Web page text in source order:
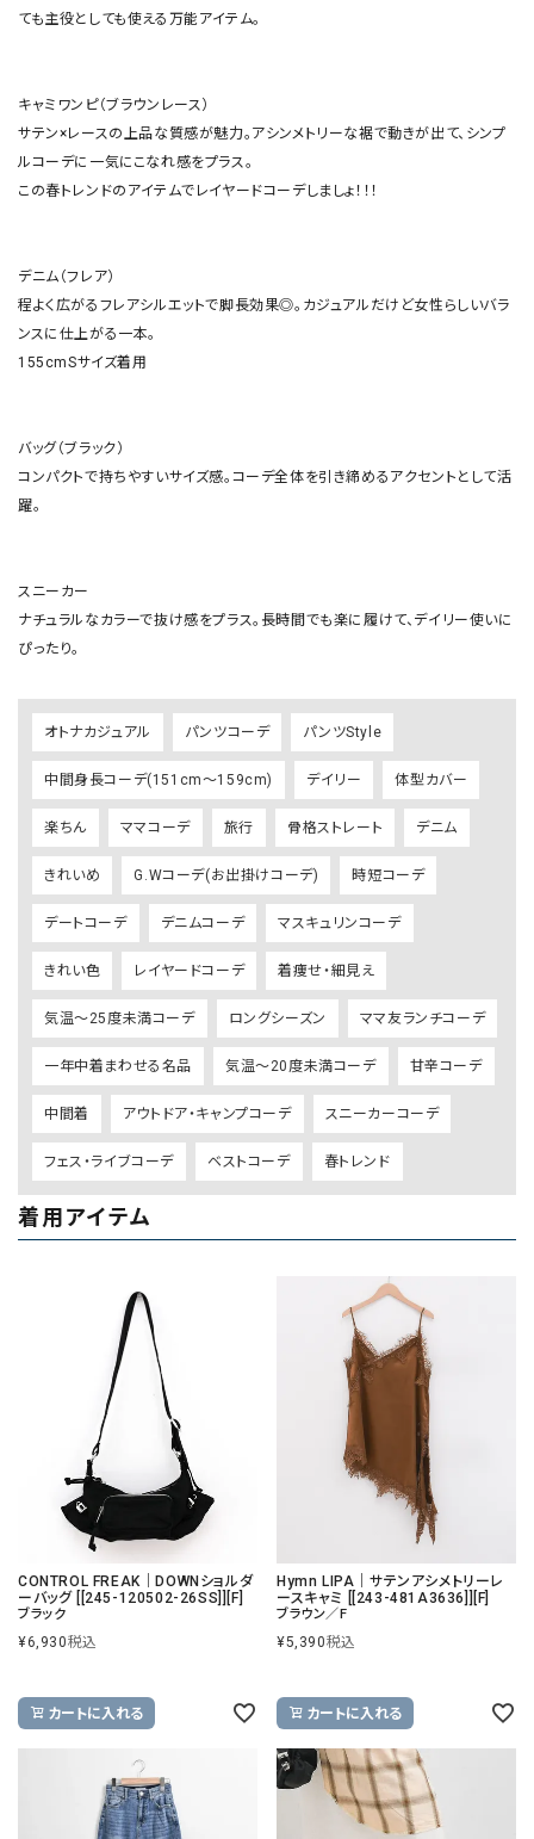
ても主役としても使える万能アイテム。
キャミワンピ（ブラウンレース）
サテン×レースの上品な質感が魅力。アシンメトリーな裾で動きが出て、シンプ
ルコーデに一気にこなれ感をプラス。
この春トレンドのアイテムでレイヤードコーデしましょ！！！
デニム（フレア）
程よく広がるフレアシルエットで脚長効果◎。カジュアルだけど女性らしいバラ
ンスに仕上がる一本。
155cmSサイズ着用
バッグ（ブラック）
コンパクトで持ちやすいサイズ感。コーデ全体を引き締めるアクセントとして活
躍。
スニーカー
ナチュラルなカラーで抜け感をプラス。長時間でも楽に履けて、デイリー使いに
ぴったり。
オトナカジュアル パンツコーデ パンツStyle
中間身長コーデ(151cm～159cm) デイリー 体型カバー
楽ちん ママコーデ 旅行 骨格ストレート デニム
きれいめ G.Wコーデ(お出掛けコーデ) 時短コーデ
デートコーデ デニムコーデ マスキュリンコーデ
きれい色 レイヤードコーデ 着痩せ・細見え
気温～25度未満コーデ ロングシーズン ママ友ランチコーデ
一年中着まわせる名品 気温～20度未満コーデ 甘辛コーデ
中間着 アウトドア・キャンプコーデ スニーカーコーデ
フェス・ライブコーデ ベストコーデ 春トレンド
着用アイテム
CONTROL FREAK｜DOWNショルダ
ーバッグ [[245-120502-26SS]][F]
ブラック
¥6,930税込
カートに入れる
Hymn LIPA｜サテンアシメトリーレ
ースキャミ [[243-481A3636]][F]
ブラウン／F
¥5,390税込
カートに入れる